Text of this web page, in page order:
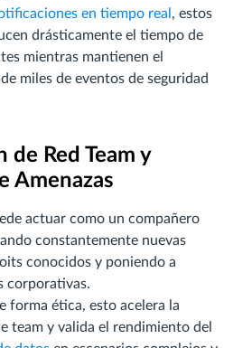
en tiempo real , estos
drásticamente el tiempo de
mientras mantienen el
miles de eventos de seguridad
de Red Team y
Amenazas
actuar como un compañero
constantemente nuevas
conocidos y poniendo a
corporativas.
forma ética, esto acelera la
team y valida el rendimiento del